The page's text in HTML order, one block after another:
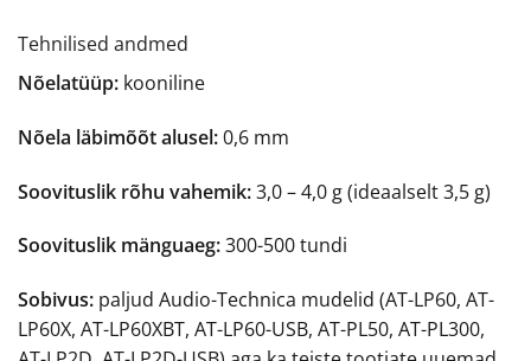
Tehnilised andmed
Nõelatüüp: kooniline
Nõela läbimõõt alusel:0,6 mm
Soovituslik rõhu vahemik:3,0 – 4,0 g (ideaalselt 3,5 g)
Soovituslik mänguaeg:300-500 tundi
Sobivus: paljud Audio-Technica mudelid (AT-LP60, AT-
LP60X, AT-LP60XBT, AT-LP60-USB, AT-PL50, AT-PL300,